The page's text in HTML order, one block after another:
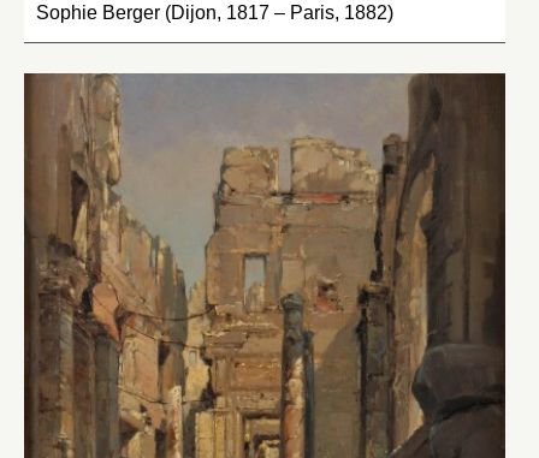
Sophie Berger (Dijon, 1817 – Paris, 1882)